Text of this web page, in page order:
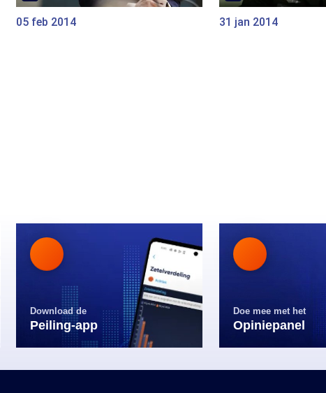
05 feb 2014 31 jan 2014
Download de
Peiling-app
Doe mee met het
Opiniepanel